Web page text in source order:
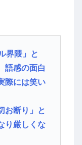
界隈」と
語感の面白
際には笑い
お断り」と
り厳しくな